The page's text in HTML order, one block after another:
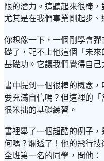
限的潛力。這聽起來很棒
尤其是在我們事業剛起步
你想像一下，一個剛學會
礎了，配不上他這個「未
基礎功。它讓我們覺得自
書中提到一個很棒的概念
要充滿自信嗎？但這裡的
很笨拙的基礎練習。
書裡舉了一個超酷的例子
何嗎？爛透了！他的飛行
全班第一名的同學，問他